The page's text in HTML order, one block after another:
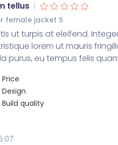
tellus |
female jacket S
ut turpis at eleifend.
lorem ut mauris
purus, eu tempus felis
Price
Design
Build quality